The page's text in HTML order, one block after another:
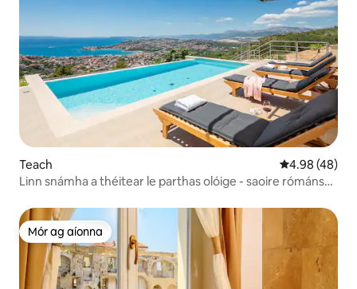
Teach Meánrátáil
4.98 (48)
Linn snámha a théitear le parthas olóige - saoire rómánsúil
Mór ag aíonna
Mór ag aíonna